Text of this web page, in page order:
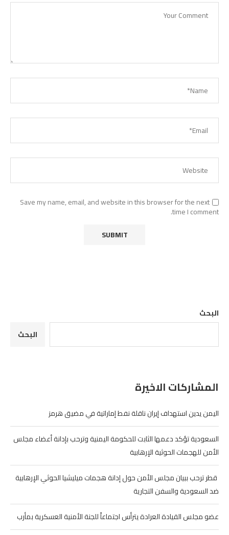
Save my name, email, and website in this browser for the next
time I comment.
البحث
البحث
المشاركات الاخيرة
اليمن يدين استهداف إيران ناقلة نفط إماراتية في مضيق هرمز
السعودية تؤكد دعمها الثابت للحكومة اليمنية وترحب بإدانة أعضاء مجلس
الأمن للهجمات الحوثية الإرهابية
‏ قطر ترحب ببيان مجلس الأمن حول إدانة هجمات ميليشيا الحوثي الإرهابية
ضد السعودية والسفن التجارية
عضو مجلس القيادة العرادة يترأس اجتماعاً للجنة الأمنية العسكرية بمأرب